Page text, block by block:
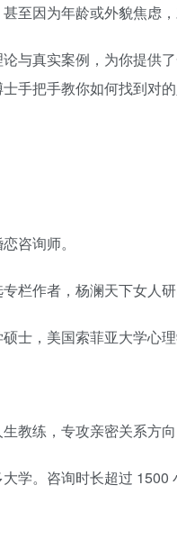
至因为年龄或外貌焦虑
与真实案例，为你提供
手把手教你如何找到对
咨询师。
栏作者，杨澜天下女人研
士，美国索菲亚大学心
教练，专攻亲密关系方向
学。咨询时长超过 1500